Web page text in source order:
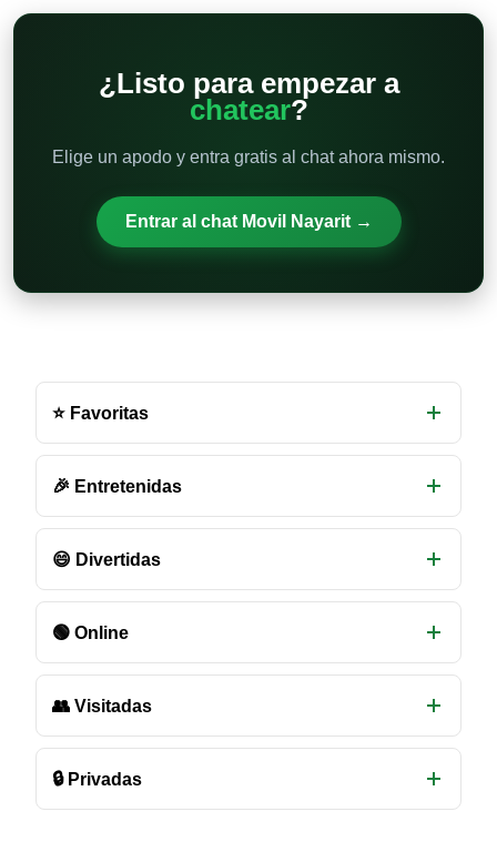
¿Listo para empezar a
chatear?
Elige un apodo y entra gratis al chat ahora mismo.
Entrar al chat Movil Nayarit →
de
chat
disponibles
⭐ Favoritas
🎉 Entretenidas
😄 Divertidas
🟢 Online
👥 Visitadas
🔒 Privadas